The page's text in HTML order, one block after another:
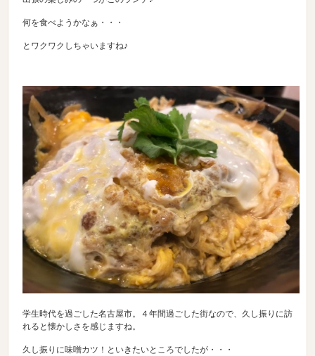
何を食べようかなぁ・・・
とワクワクしちゃいますね♪
学生時代を過ごした名古屋市。４年間過ごした街なので、久し振りに訪
れると懐かしさを感じますね。
久し振りに味噌カツ！といきたいところでしたが・・・